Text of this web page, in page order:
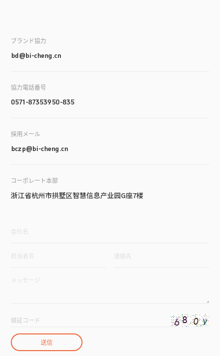
ブランド協力
bd@bi-cheng.cn
協力電話番号
0571-87353950-835
採用メール
bczp@bi-cheng.cn
コーポレート本部
浙江省杭州市拱墅区智慧信息产业园G座7楼